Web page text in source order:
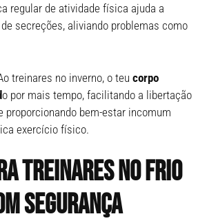
regular de atividade física ajuda a
secreções, aliviando problemas como
treinares no inverno, o teu corpo
o por mais tempo, facilitando a libertação
proporcionando bem-estar incomum
exercício físico.
treinares no frio
segurança